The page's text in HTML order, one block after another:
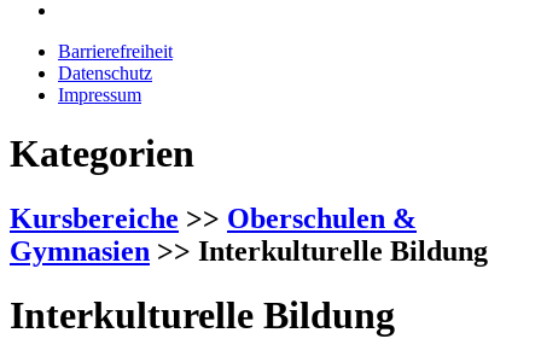
Barrierefreiheit
Datenschutz
Impressum
Kategorien
Kursbereiche >> Oberschulen &
Gymnasien >> Interkulturelle Bildung
Interkulturelle Bildung